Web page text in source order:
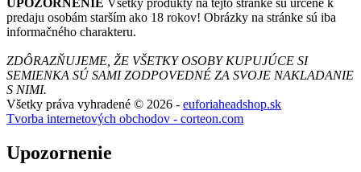
UPOZORNENIE Všetky produkty na tejto stránke sú určené k
predaju osobám starším ako 18 rokov! Obrázky na stránke sú iba
informačného charakteru.
ZDÔRAZŇUJEME, ŽE VŠETKY OSOBY KUPUJÚCE SI
SEMIENKA SÚ SAMI ZODPOVEDNÉ ZA SVOJE NAKLADANIE
S NIMI.
Všetky práva vyhradené © 2026 - euforiaheadshop.sk
Tvorba internetových obchodov - corteon.com
Upozornenie